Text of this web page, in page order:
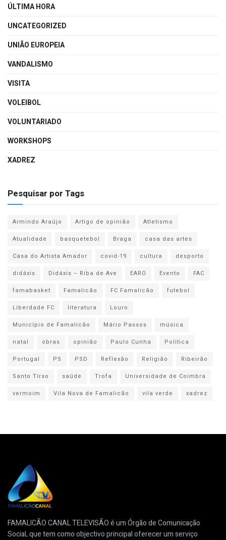
ÚLTIMA HORA
UNCATEGORIZED
UNIÃO EUROPEIA
VANDALISMO
VISITA
VOLEIBOL
VOLUNTARIADO
WORKSHOPS
XADREZ
Pesquisar por Tags
Armindo Araújo Artigo de opinião
Atletismo
Atualidade
basquetebol Braga
casa das artes
Casa do Artista Amador
covid-19 cultura
desporto
didáxis
Didáxis – Riba de Ave EARO Evento
FAC
famabasket
Famalicão FC Famalicão
futebol
Liberdade FC
literatura
Louro
Município de Famalicão
Mário Passos
música
natal
obras opinião Paulo Cunha
Politica
Portugal
PS PSD Reflexão Religião
Ribeirão
Santo Tirso
saúde Trofa
Universidade de Coimbra
vermoim
Vila Nova de Famalicão vila verde xadrez
FAMALICÃO CANAL TELEVISÃO é um Órgão de Comunicação
Social, que tem como objectivo principal oferecer um serviço